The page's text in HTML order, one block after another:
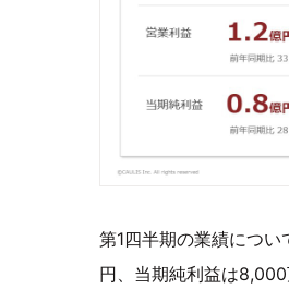
第1四半期の業績につ
円、当期純利益は